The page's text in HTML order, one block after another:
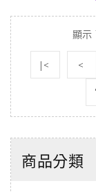
顯
|< <
商品分類